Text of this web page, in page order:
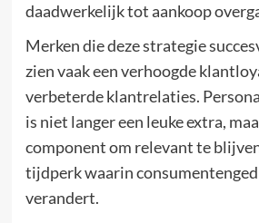
daadwerkelijk tot aankoop
Merken die deze strategie
zien vaak een verhoogde
verbeterde klantrelaties.
is niet langer een leuke extra,
component om relevant te
tijdperk waarin
verandert.